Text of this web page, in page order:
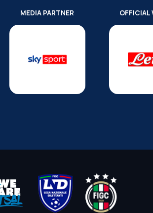
MEDIA PARTNER OFFICIAL